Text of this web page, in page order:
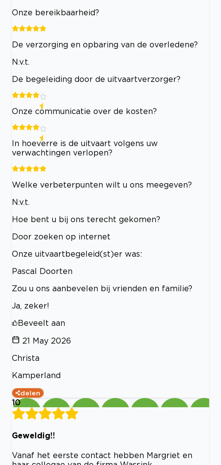
Onze bereikbaarheid?
De verzorging en opbaring van de overledene?
N.v.t.
De begeleiding door de uitvaartverzorger?
Onze communicatie over de kosten?
In hoeverre is de uitvaart volgens uw
verwachtingen verlopen?
Welke verbeterpunten wilt u ons meegeven?
N.v.t.
Hoe bent u bij ons terecht gekomen?
Door zoeken op internet
Onze uitvaartbegeleid(st)er was:
Pascal Doorten
Zou u ons aanbevelen bij vrienden en familie?
Ja, zeker!
Beveelt aan
21 May 2026
Christa
Kamperland
delen
10
Geweldig!!
Vanaf het eerste contact hebben Margriet en